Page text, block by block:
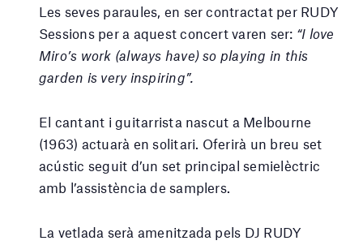
Les seves paraules, en ser contractat per RUDY
Sessions per a aquest concert varen ser: “I love
Miro’s work (always have) so playing in this
garden is very inspiring”.
El cantant i guitarrista nascut a Melbourne
(1963) actuarà en solitari. Oferirà un breu set
acústic seguit d’un set principal semielèctric
amb l’assistència de samplers.
La vetlada serà amenitzada pels DJ RUDY